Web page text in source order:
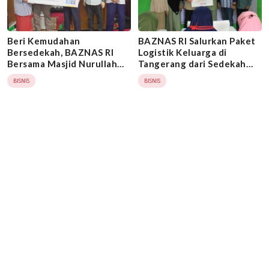
Beri Kemudahan
Bersedekah, BAZNAS RI
Bersama Masjid Nurullah
Kalibata City Gulirkan
Program Sedekah Barang
BISNIS
BAZNAS RI Salurkan Paket
Logistik Keluarga di
Tangerang dari Sedekah
Konsumen Alfamidi
BISNIS